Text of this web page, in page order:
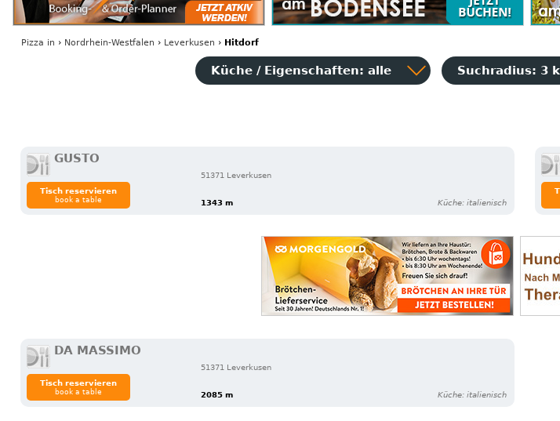
Pizza in › Nordrhein-Westfalen › Leverkusen › Hitdorf
Küche / Eigenschaften: alle Suchradius: 3
GUSTO
51371 Leverkusen
1343 m Küche: italienisch
Tisch reservieren
book a table
DA MASSIMO
51371 Leverkusen
2085 m Küche: italienisch
Tisch reservieren
book a table